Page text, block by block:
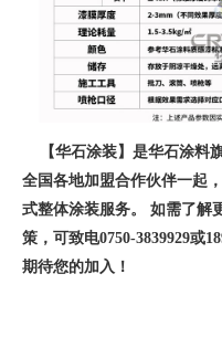
【华石涂装】是华石涂料
全国各地加盟合作伙伴一起
式整体涂装服务。 如需了解
策，可致电0750-3839929或
期待您的加入！